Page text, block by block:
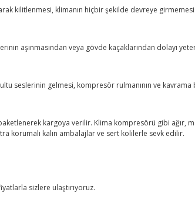
kilitlenmesi, klimanın hiçbir şekilde devreye girmemesi
aşınmasından veya gövde kaçaklarından dolayı
seslerinin gelmesi, kompresör rulmanının ve
kargoya verilir. Klima kompresörü gibi ağır,
korumalı kalın ambalajlar ve sert kolilerle sevk edilir.
sizlere ulaştırıyoruz.